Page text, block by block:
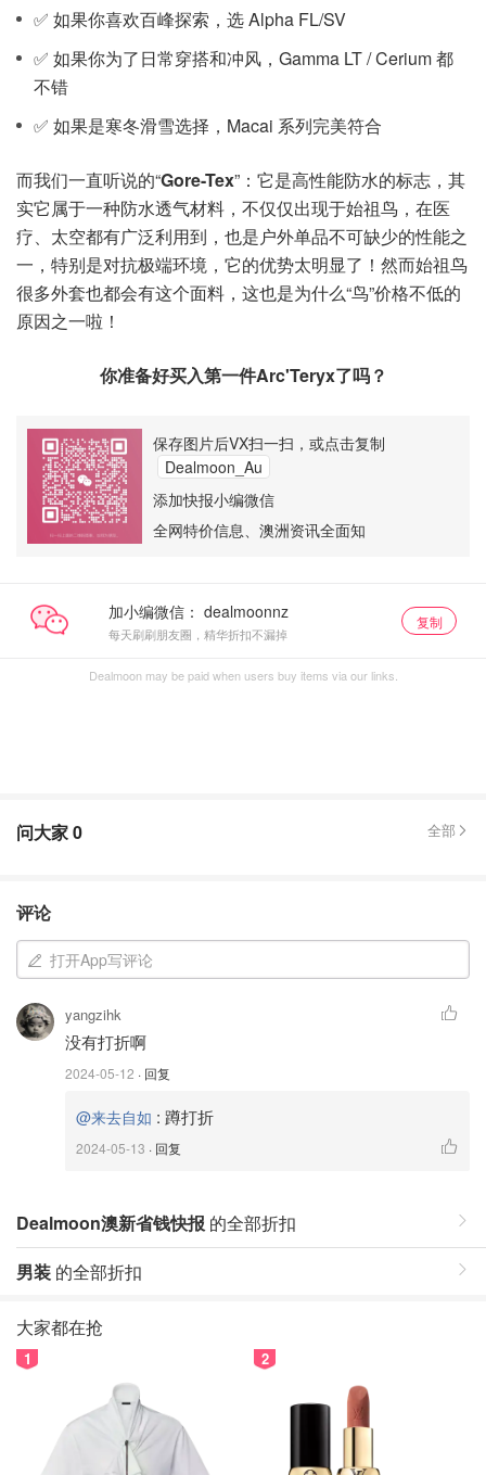
✅ 如果你喜欢百峰探索，选 Alpha FL/SV
✅ 如果你为了日常穿搭和冲风，Gamma LT / Cerium 都
不错
✅ 如果是寒冬滑雪选择，Macai 系列完美符合
而我们一直听说的“Gore-Tex”：它是高性能防水的标志，其
实它属于一种防水透气材料，不仅仅出现于始祖鸟，在医
疗、太空都有广泛利用到，也是户外单品不可缺少的性能之
一，特别是对抗极端环境，它的优势太明显了！然而始祖鸟
很多外套也都会有这个面料，这也是为什么“鸟”价格不低的
原因之一啦！
你准备好买入第一件Arc'Teryx了吗？
保存图片后VX扫一扫，或点击复制
Dealmoon_Au
添加快报小编微信
全网特价信息、澳洲资讯全面知
加小编微信：
每天刷刷朋友圈，精华折扣不漏掉
复制
Dealmoon may be paid when users buy items via our links.
问大家0 全部
评论
打开App写评论
yangzihk
没有打折啊
2024-05-12 · 回复
@来去自如 : 蹲打折
2024-05-13 · 回复
Dealmoon澳新省钱快报 的全部折扣
男装 的全部折扣
大家都在抢
1 2